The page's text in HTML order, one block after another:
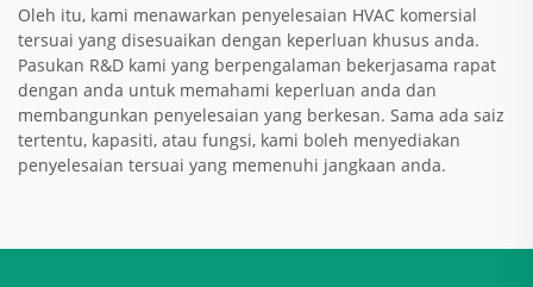
Oleh itu, kami menawarkan penyelesaian HVAC komersial
tersuai yang disesuaikan dengan keperluan khusus anda.
Pasukan R&D kami yang berpengalaman bekerjasama rapat
dengan anda untuk memahami keperluan anda dan
membangunkan penyelesaian yang berkesan. Sama ada saiz
tertentu, kapasiti, atau fungsi, kami boleh menyediakan
penyelesaian tersuai yang memenuhi jangkaan anda.